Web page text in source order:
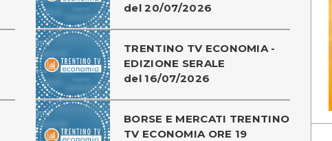
del 20/07/2026
TRENTINO TV ECONOMIA -
EDIZIONE SERALE
del 16/07/2026
BORSE E MERCATI TRENTINO
TV ECONOMIA ORE 19